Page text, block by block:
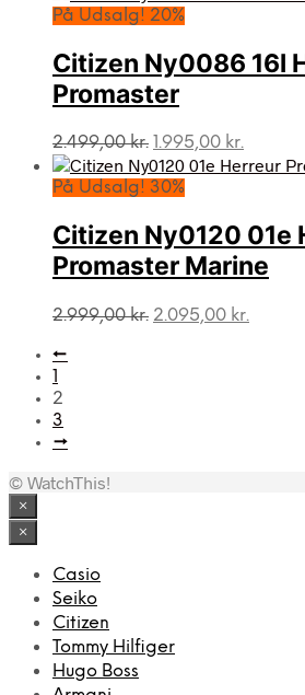
pris
2.499,00 kr..
På Udsalg! 20%
Citizen Ny0086 16l
Promaster
2.499,00kr. Den
oprindelige
pris
2.499,00 kr..
1.995,00 kr.
På Udsalg! 30%
Citizen Ny0120 01e
Promaster Marine
2.999,00kr. Den
2.095,00 kr.
←
1
2
3
→
© WatchThis!
×
×
Casio
Seiko
Citizen
Tommy Hilfiger
Hugo Boss